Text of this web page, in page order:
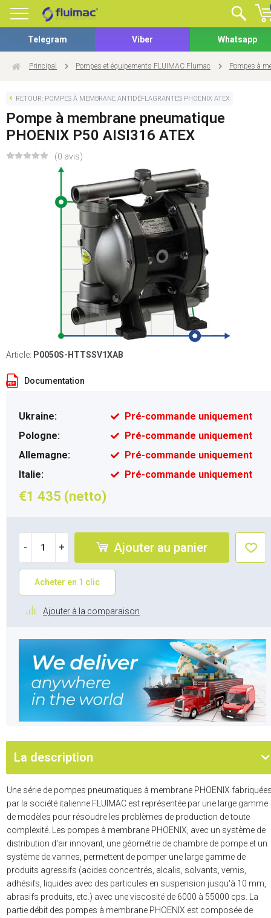
Telegram Viber Whatsapp
Principal Pompes et équipements FLUIMAC Flumac Pompes à
RETOUR: POMPES À MEMBRANE ANTIDÉFLAGRANTES PHOENIX ATEX
Pompe à membrane pneumatique
PHOENIX P50 AISI316 ATEX
(0 avis)
Article: P0050S-HTTSSV1XAB
Documentation
Ukraine:
Pré-commande uniquement
Pologne:
Pré-commande uniquement
Allemagne:
Pré-commande uniquement
Italie:
Pré-commande uniquement
€1 435 (netto)
- + Ajouter au panier
Acheter en 1 clic
Ajouter à la comparaison
La description
Une série de pompes pneumatiques à membrane PHOENIX
par la société italienne FLUIMAC est représentée par une large gamme
de modèles pour résoudre les problèmes de production de toute
complexité. Les pompes à membrane PHOENIX, avec un système de
distribution d'air innovant, une géométrie de chambre de pompe et un
système de vannes, permettent de pomper une large gamme de
produits agressifs (acides concentrés, alcalis, solvants, vernis,
adhésifs, liquides avec des particules en suspension jusqu'à 10 mm,
abrasifs produits, etc.) avec une viscosité de 6000 à 55000 cps. La
partie débit des pompes à membrane PHOENIX est composée de